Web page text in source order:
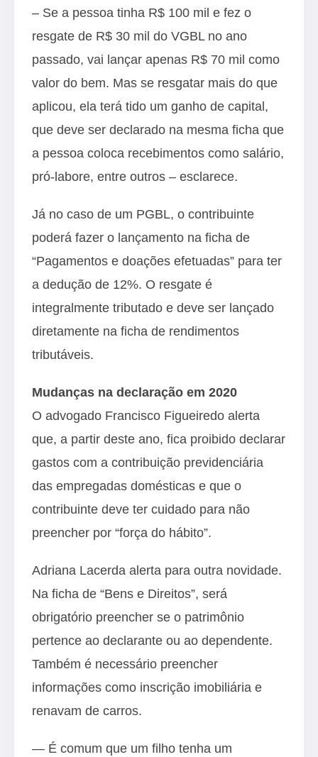
– Se a pessoa tinha R$ 100 mil e fez o
resgate de R$ 30 mil do VGBL no ano
passado, vai lançar apenas R$ 70 mil como
valor do bem. Mas se resgatar mais do que
aplicou, ela terá tido um ganho de capital,
que deve ser declarado na mesma ficha que
a pessoa coloca recebimentos como salário,
pró-labore, entre outros – esclarece.
Já no caso de um PGBL, o contribuinte
poderá fazer o lançamento na ficha de
“Pagamentos e doações efetuadas” para ter
a dedução de 12%. O resgate é
integralmente tributado e deve ser lançado
diretamente na ficha de rendimentos
tributáveis.
Mudanças na declaração em 2020
O advogado Francisco Figueiredo alerta
que, a partir deste ano, fica proibido declarar
gastos com a contribuição previdenciária
das empregadas domésticas e que o
contribuinte deve ter cuidado para não
preencher por “força do hábito”.
Adriana Lacerda alerta para outra novidade.
Na ficha de “Bens e Direitos”, será
obrigatório preencher se o patrimônio
pertence ao declarante ou ao dependente.
Também é necessário preencher
informações como inscrição imobiliária e
renavam de carros.
— É comum que um filho tenha um